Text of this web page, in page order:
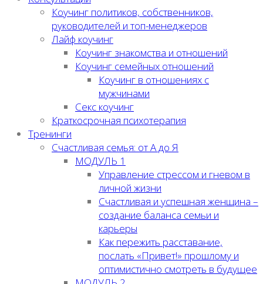
Коучинг политиков, собственников,
руководителей и топ-менеджеров
Лайф коучинг
Коучинг знакомства и отношений
Коучинг семейных отношений
Коучинг в отношениях с
мужчинами
Секс коучинг
Краткосрочная психотерапия
Тренинги
Счастливая семья: от А до Я
МОДУЛЬ 1
Управление стрессом и гневом в
личной жизни
Счастливая и успешная женщина –
создание баланса семьи и
карьеры
Как пережить расставание,
послать «Привет!» прошлому и
оптимистично смотреть в будущее